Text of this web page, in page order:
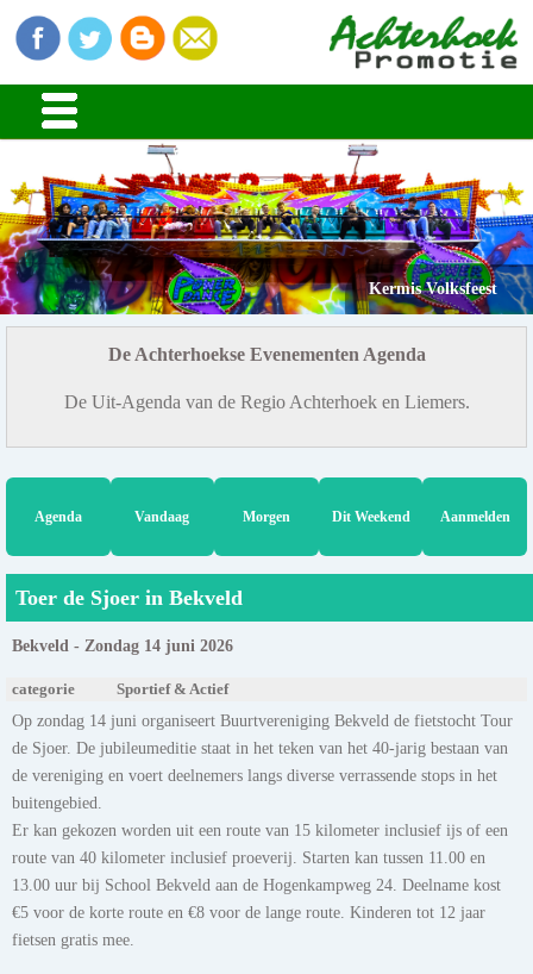
Kermis Volksfeest
De Achterhoekse Evenementen Agenda
De Uit-Agenda van de Regio Achterhoek en Liemers.
Agenda Vandaag Morgen Dit Weekend Aanmelden
Toer de Sjoer in Bekveld
Bekveld - Zondag 14 juni 2026
categorie Sportief & Actief
Op zondag 14 juni organiseert Buurtvereniging Bekveld de fietstocht Tour
de Sjoer. De jubileumeditie staat in het teken van het 40-jarig bestaan van
de vereniging en voert deelnemers langs diverse verrassende stops in het
buitengebied.
Er kan gekozen worden uit een route van 15 kilometer inclusief ijs of een
route van 40 kilometer inclusief proeverij. Starten kan tussen 11.00 en
13.00 uur bij School Bekveld aan de Hogenkampweg 24. Deelname kost
€5 voor de korte route en €8 voor de lange route. Kinderen tot 12 jaar
fietsen gratis mee.